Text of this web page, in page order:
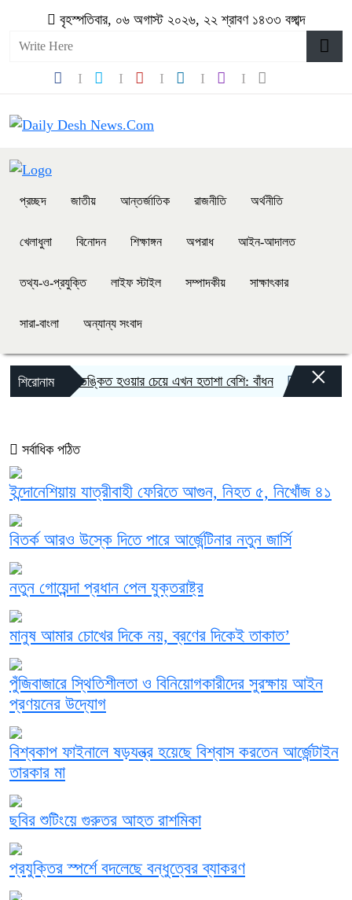
বৃহস্পতিবার, ০৬ অগাস্ট ২০২৬, ২২ শ্রাবণ ১৪৩৩ বঙ্গাব্দ
প্রচ্ছদ জাতীয় আন্তর্জাতিক রাজনীতি অর্থনীতি
খেলাধুলা বিনোদন শিক্ষাঙ্গন অপরাধ আইন-আদালত
তথ্য-ও-প্রযুক্তি লাইফ স্টাইল সম্পাদকীয় সাক্ষাৎকার
সারা-বাংলা অন্যান্য সংবাদ
শিরোনামআতঙ্কিত হওয়ার চেয়ে এখন হতাশা বেশি: বাঁধন বাংলাদেশের
×
সর্বাধিক পঠিত
ইন্দোনেশিয়ায় যাত্রীবাহী ফেরিতে আগুন, নিহত ৫, নিখোঁজ ৪১
বিতর্ক আরও উস্কে দিতে পারে আর্জেন্টিনার নতুন জার্সি
নতুন গোয়েন্দা প্রধান পেল যুক্তরাষ্ট্র
মানুষ আমার চোখের দিকে নয়, ব্রণের দিকেই তাকাত’
পুঁজিবাজারে স্থিতিশীলতা ও বিনিয়োগকারীদের সুরক্ষায় আইন
প্রণয়নের উদ্যোগ
বিশ্বকাপ ফাইনালে ষড়যন্ত্র হয়েছে বিশ্বাস করতেন আর্জেন্টাইন
তারকার মা
ছবির শুটিংয়ে গুরুতর আহত রাশমিকা
প্রযুক্তির স্পর্শে বদলেছে বন্ধুত্বের ব্যাকরণ